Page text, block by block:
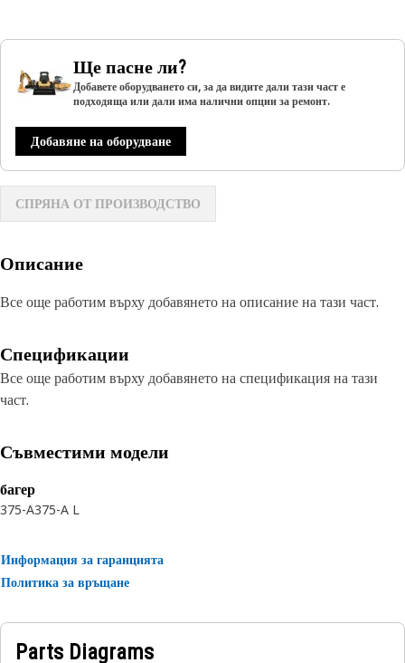
Ще пасне ли?
Добавете оборудването си, за да видите дали тази част е
подходяща или дали има налични опции за ремонт.
Добавяне на оборудване
СПРЯНА ОТ ПРОИЗВОДСТВО
Описание
Все още работим върху добавянето на описание на тази част.
Спецификации
Все още работим върху добавянето на спецификация на тази
част.
Съвместими модели
багер
375-A375-A L
Информация за гаранцията
Политика за връщане
Parts Diagrams